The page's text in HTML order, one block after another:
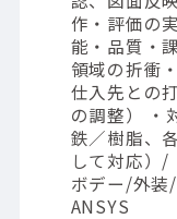
作・評価の
能・品質・
領域の折衝
仕入先との
の調整） ・
鉄／樹脂、
して対応）
ボデー/外装
ANSYS